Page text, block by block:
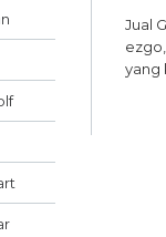
Jual
yang